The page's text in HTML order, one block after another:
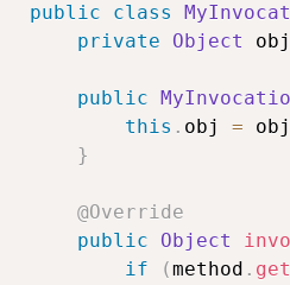
public class
private
Object obj
public
this . obj = obj
}
@Override
public
Object
if
(method .